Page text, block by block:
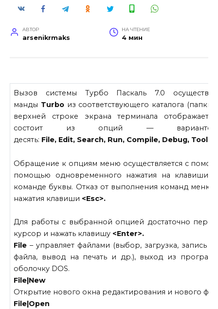
АВТОР
arsenikrmaks
НА ЧТЕНИЕ
4 мин
Вызов системы Турбо Паскаль 7.0
манды Turbo из соответствующего каталога
верхней строке экрана терминала
состоит из опций —
десять: File, Edit, Search, Run, Compile, Debug, Tools
Обращение к опциям меню осуществляется с
помощью одновременного нажатия на клавиши
команде буквы. Отказ от выполнения команд меню
нажатия клавиши <Esc>.
Для работы с выбранной опцией достаточно
курсор и нажать клавишу <Enter>.
File – управляет файлами (выбор, загрузка, запись
файла, вывод на печать и др.), выход из
оболочку DOS.
File|New
Открытие нового окна редактирования и нового
File|Open